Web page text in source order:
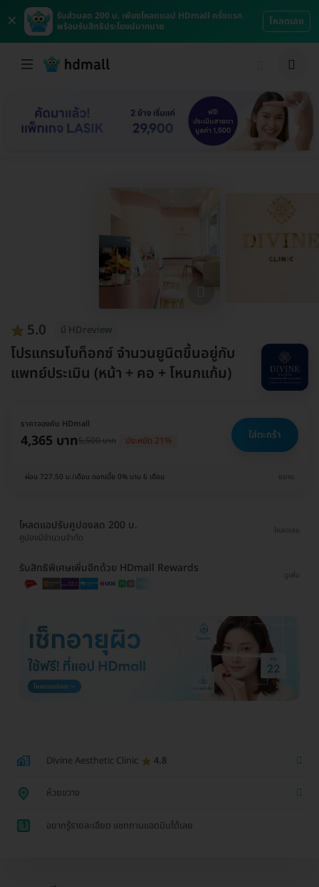
×
รับส่วนลด 200 บ. เพียงโหลดแอป HDmall ครั้งแรก
พร้อมรับสิทธิประโยชน์มากมาย
โหลดเลย
5.0 มี HDreview
โปรแกรมโบท็อกซ์ จำนวนยูนิตขึ้นอยู่กับ
แพทย์ประเมิน (หน้า + คอ + โหนกแก้ม)
ราคาจองกับ HDmall
4,365 บาท5,500 บาท ประหยัด 21% ใส่ตะกร้า
ผ่อน 727.50 บ./เดือน ดอกเบี้ย 0% นาน 6 เดือน ขยาย
โหลดแอปรับคูปองลด 200 บ.
คูปองมีจำนวนจำกัด
โหลดเลย
รับสิทธิพิเศษเพิ่มอีกด้วย HDmall Rewards
ดูเพิ่ม
Divine Aesthetic Clinic 4.8
ห้วยขวาง
1 อยากรู้รายละเอียด แชทถามแอดมินได้เลย